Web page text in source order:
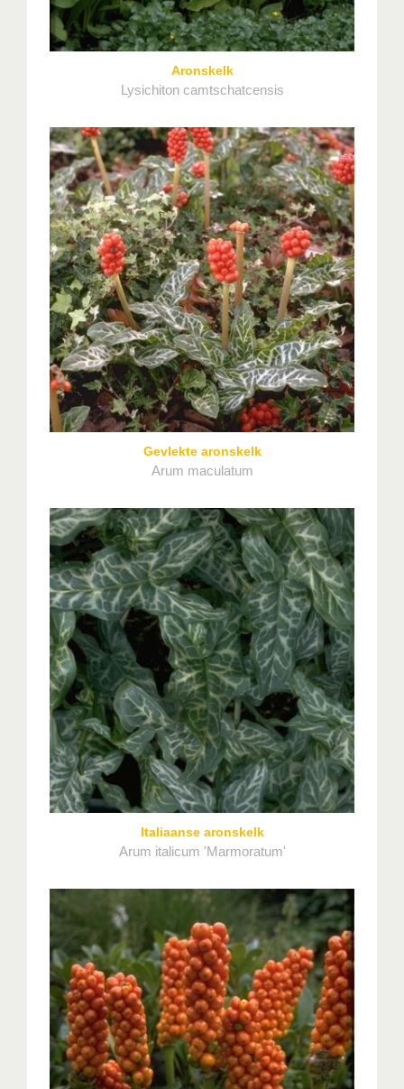
Aronskelk
Lysichiton camtschatcensis
Gevlekte aronskelk
Arum maculatum
Italiaanse aronskelk
Arum italicum 'Marmoratum'